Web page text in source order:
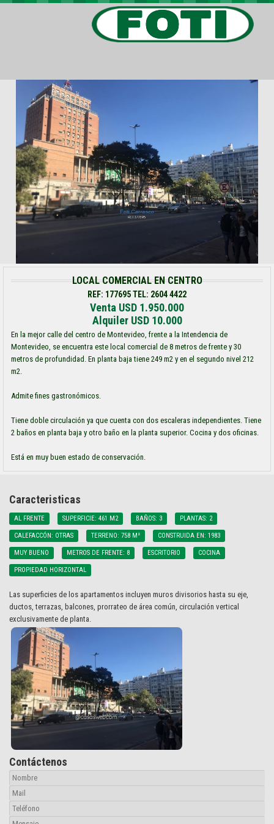
BARRIOS PRIVADOS
VIV. SOCIAL
CONTACTO
LOCAL COMERCIAL EN CENTRO
REF: 177695 TEL: 2604 4422
Venta USD 1.950.000
Alquiler USD 10.000
En la mejor calle del centro de Montevideo, frente a la Intendencia de
Montevideo, se encuentra este local comercial de 8 metros de frente y 30
metros de profundidad. En planta baja tiene 249 m2 y en el segundo nivel 212
m2.
Admite fines gastronómicos.
Tiene doble circulación ya que cuenta con dos escaleras independientes. Tiene
2 baños en planta baja y otro baño en la planta superior. Cocina y dos oficinas.
Está en muy buen estado de conservación.
Caracteristicas
AL FRENTE SUPERFICIE: 461 M2 BAÑOS: 3 PLANTAS: 2
CALEFACCÓN: OTRAS TERRENO: 758 M² CONSTRUIDA EN: 1983
MUY BUENO METROS DE FRENTE: 8 ESCRITORIO COCINA
PROPIEDAD HORIZONTAL
Las superficies de los apartamentos incluyen muros divisorios hasta su eje,
ductos, terrazas, balcones, prorrateo de área común, circulación vertical
exclusivamente de planta.
Contáctenos